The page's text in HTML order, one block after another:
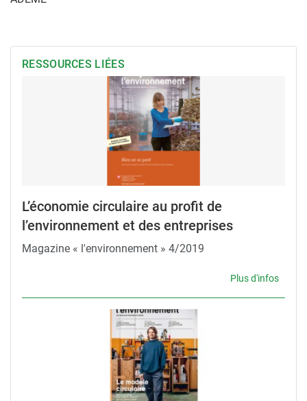
RESSOURCES LIÉES
L’économie circulaire au profit de
l’environnement et des entreprises
Magazine « l'environnement » 4/2019
Plus d'infos